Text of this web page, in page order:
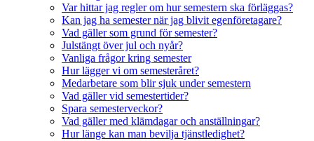
Var hittar jag regler om hur semestern ska förläggas?
Kan jag ha semester när jag blivit egenföretagare?
Vad gäller som grund för semester?
Julstängt över jul och nyår?
Vanliga frågor kring semester
Hur lägger vi om semesteråret?
Medarbetare som blir sjuk under semestern
Vad gäller vid semestertider?
Spara semesterveckor?
Vad gäller med klämdagar och anställningar?
Hur länge kan man bevilja tjänstledighet?